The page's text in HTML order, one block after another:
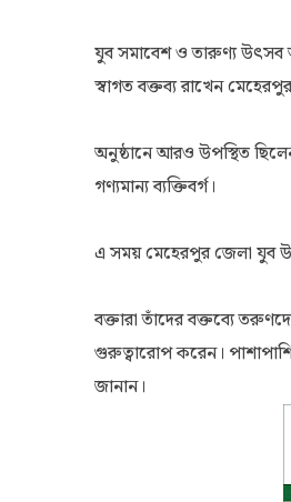
যুব সমাবেশ ও তারুণ্য উৎসব
স্বাগত বক্তব্য রাখেন
অনুষ্ঠানে আরও উপস্থিত ছিলেন
গণ্যমান্য ব্যক্তিবর্গ।
এ সময় মেহেরপুর জেলা যুব
বক্তারা তাঁদের বক্তব্যে
গুরুত্বারোপ করেন। পাশাপাশি
জানান।